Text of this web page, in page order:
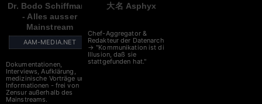
Dr. Bodo Schiffmann
- Alles ausser
Mainstream
AAM-MEDIA.NET
Dokumentationen,
Interviews, Aufklärung,
medizinische Vorträge und
Informationen - frei von
Zensur außerhalb des
Mainstreams.
大名 Asphyx
Chef-Aggregator &
Redakteur der Datenarche
→ "Kommunikation ist die
Illusion, daß sie
stattgefunden hat."